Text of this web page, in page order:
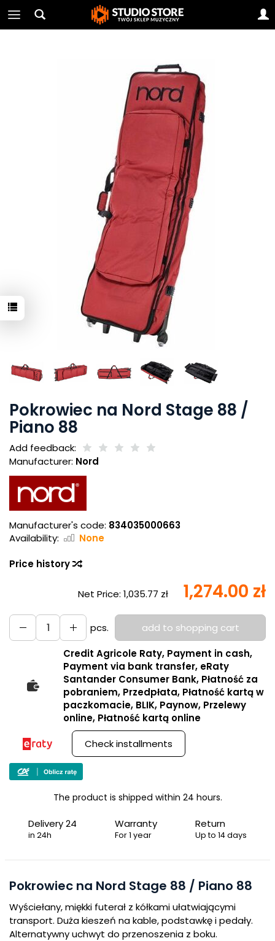
Pokrowiec na Nord Stage 88 /
Piano 88
Add feedback:
Manufacturer: Nord
Manufacturer's code: 834035000663
Availability:
None
Price history
Net Price: 1,035.77 zł 1,274.00 zł
pcs.
add to shopping cart
Credit Agricole Raty, Payment in cash,
Payment via bank transfer, eRaty
Santander Consumer Bank, Płatność za
pobraniem, Przedpłata, Płatność kartą w
paczkomacie, BLIK, Paynow, Przelewy
online, Płatność kartą online
Check installments
The product is shipped within 24 hours.
Delivery 24
in 24h
Warranty
For 1 year
Return
Up to 14 days
Pokrowiec na Nord Stage 88 / Piano 88
Wyściełany, miękki futerał z kółkami ułatwiającymi
transport. Duża kieszeń na kable, podstawkę i pedały.
Alternatywny uchwyt do przenoszenia z boku.